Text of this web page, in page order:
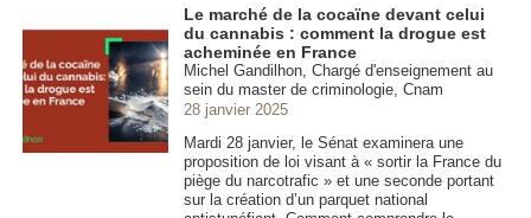
Le marché de la cocaïne devant celui
du cannabis : comment la drogue est
acheminée en France
Michel Gandilhon, Chargé d'enseignement au
sein du master de criminologie, Cnam
28 janvier 2025
Mardi 28 janvier, le Sénat examinera une
proposition de loi visant à « sortir la France du
piège du narcotrafic » et une seconde portant
sur la création d’un parquet national